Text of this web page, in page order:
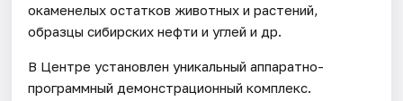
окаменелых остатков животных и растений,
образцы сибирских нефти и углей и др.
В Центре установлен уникальный аппаратно-
программный демонстрационный комплекс.